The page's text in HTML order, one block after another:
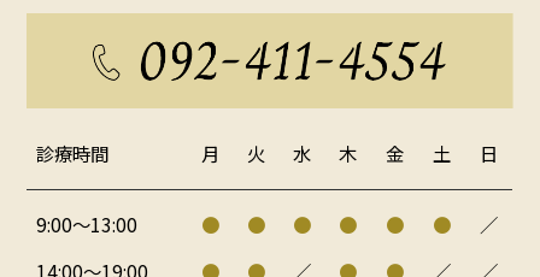
診療時間 月 火 水 木 金 土 日
9:00～13:00 ● ● ● ● ● ●
／
14:00～19:00
● ● ／ ● ● ／ ／